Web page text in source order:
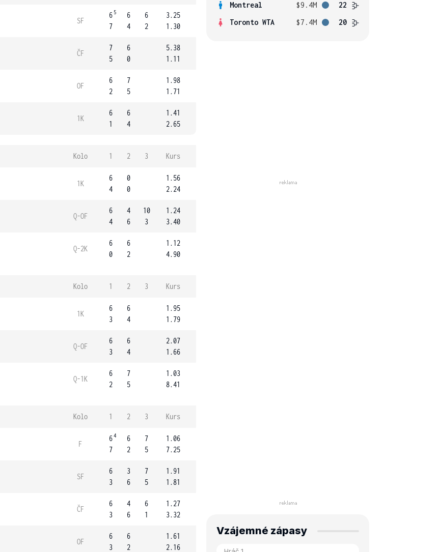
SF
6 5
7
6
4
6
2
3.25
1.30
ČF
7
5
6
0
5.38
1.11
OF
6
2
7
5
1.98
1.71
1K
6
1
6
4
1.41
2.65
Kolo 1 2 3 Kurs
1K
6
4
0
0
1.56
2.24
Q-OF
6
4
4
6
10
3
1.24
3.40
Q-2K
6
0
6
2
1.12
4.90
Kolo 1 2 3 Kurs
1K
6
3
6
4
1.95
1.79
Q-OF
6
3
6
4
2.07
1.66
Q-1K
6
2
7
5
1.03
8.41
Kolo 1 2 3 Kurs
F
64
7
6
2
7
5
1.06
7.25
SF
6
3
3
6
7
5
1.91
1.81
ČF
6
3
4
6
6
1
1.27
3.32
OF
6
3
6
2
1.61
2.16
Montreal $9.4M
22
Toronto WTA
$7.4M 20
Vzájemné zápasy